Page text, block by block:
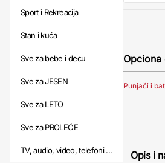
Sport i Rekreacija
Stan i kuća
Sve za bebe i decu
Sve za JESEN
Sve za LETO
Sve za PROLEĆE
TV, audio, video, telefoni ...
Opciona
Punjači i
Opis i